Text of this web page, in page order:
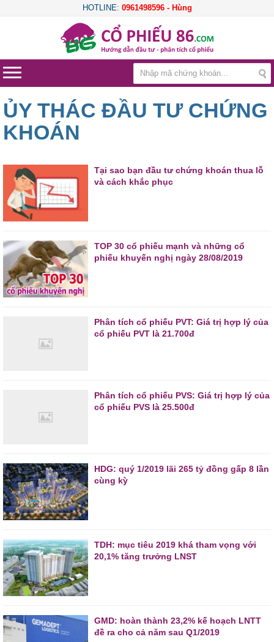
HOTLINE: 0961498596 - Hùng
ỦY THÁC ĐẦU TƯ CHỨNG
KHOÁN
Tại sao bạn đầu tư chứng khoán thua lỗ
và cách khắc phục
TOP 30 cổ phiếu mạnh và những cổ
phiếu khuyến nghị ngày 28/08/2019
Phân tích cổ phiếu PVT: Giá trị hợp lý của
cổ phiếu PVT là 21.700đ
Phân tích cổ phiếu PVS: Giá trị hợp lý của
cổ phiếu PVS là 25.500đ
HDG: quý 1/2019 lãi 265 tỷ đồng gấp 8 lần
cùng kỳ
TDH: mục tiêu 2019 khá tham vọng với
20,1% tăng trưởng LNST
GMD: hoàn thành 23,2% kế hoạch LNTT
đề ra cho cả năm sau Q1/2019